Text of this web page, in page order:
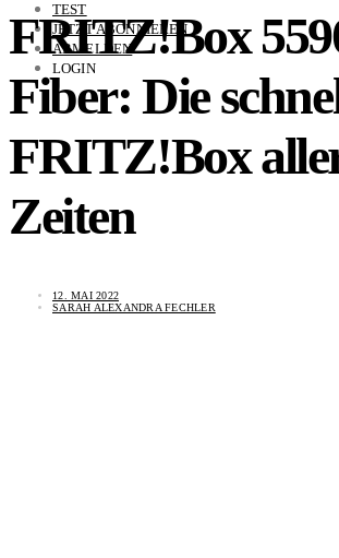
TEST
JETZT ABONNIEREN
ABMELDEN
LOGIN
FRITZ!Box
Fiber: Die
FRITZ!Box
Zeiten
12. MAI 2022
SARAH ALEXANDRA FECHLER